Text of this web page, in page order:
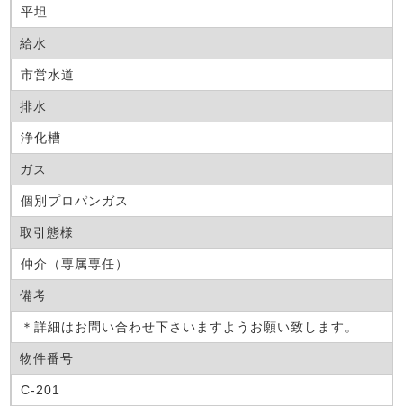
平坦
給水
市営水道
排水
浄化槽
ガス
個別プロパンガス
取引態様
仲介（専属専任）
備考
＊詳細はお問い合わせ下さいますようお願い致します。
物件番号
C-201